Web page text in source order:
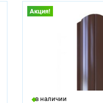
Акция!
в наличии